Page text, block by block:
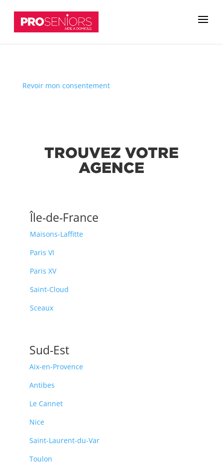
Revoir mon consentement
TROUVEZ VOTRE
AGENCE
Île-de-France
Maisons-Laffitte
Paris VI
Paris XV
Saint-Cloud
Sceaux
Sud-Est
Aix-en-Provence
Antibes
Le Cannet
Nice
Saint-Laurent-du-Var
Toulon